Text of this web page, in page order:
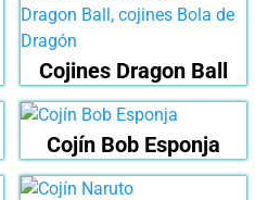
Cojines Dragon Ball
Cojín Bob Esponja